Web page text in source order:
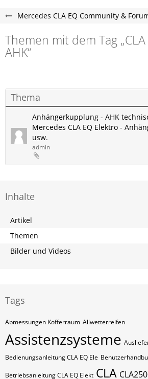
Mercedes CLA EQ Community &
Themen mit dem Tag
AHK“
Thema
Anhängerkupplung - AHK
Mercedes CLA EQ Elektro -
usw.
admin
Inhalte
Artikel
Themen
Bilder und Videos
Tags
Abmessungen Kofferraum Allwetterreifen
Assistenzsysteme
Bedienungsanleitung CLA EQ Ele
Betriebsanleitung CLA EQ Elekt CLA